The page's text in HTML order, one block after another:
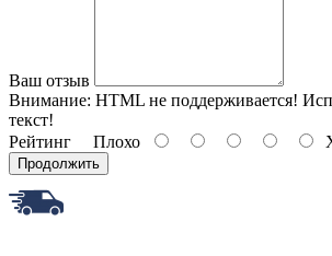
Ваш отзыв
Внимание: HTML не поддерживается!
текст!
Рейтинг Плохо
Продолжить